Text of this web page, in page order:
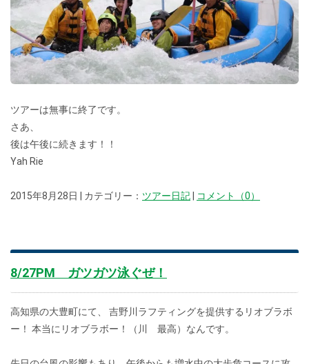
ツアーは無事に終了です。
さあ、
後は午後に続きます！！
Yah Rie
2015年8月28日 | カテゴリー： ツアー日記 コメント（0）
8/27PM ガツガツ泳ぐぜ！
高知県の大豊町にて、 吉野川ラフティングを提供するリオブラボ
ー！ 本当にリオブラボー！（川 最高）なんです。